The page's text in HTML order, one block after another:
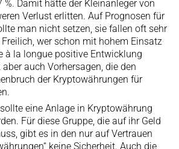
Damit hätte der Kleinanleger von
Verlust erlitten. Auf Prognosen für
man nicht setzen, sie fallen oft sehr
wer schon mit hohem Einsatz
à la longue positive Entwicklung
auch Vorhersagen, die den
der Kryptowährungen für
eine Anlage in Kryptowährung
Für diese Gruppe, die auf ihr Geld
gibt es in den nur auf Vertrauen
keine Sicherheit. Auch die